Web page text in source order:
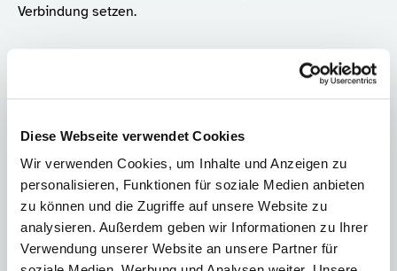
Diese Webseite verwendet Cookies
Wir verwenden Cookies, um Inhalte und Anzeigen zu
personalisieren, Funktionen für soziale Medien anbieten
zu können und die Zugriffe auf unsere Website zu
analysieren. Außerdem geben wir Informationen zu Ihrer
Verwendung unserer Website an unsere Partner für
Verbindung setzen.
gekennzeichnet sind, sind Pflichtfelder.
Name *
Betreff*